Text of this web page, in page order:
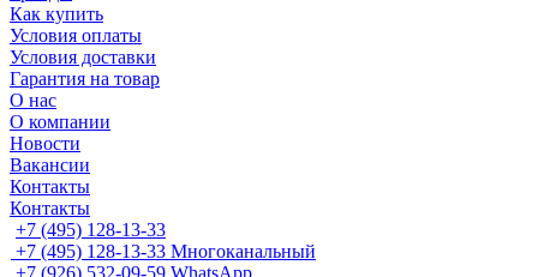
Как купить
Условия оплаты
Условия доставки
Гарантия на товар
О нас
О компании
Новости
Вакансии
Контакты
Контакты
+7 (495) 128-13-33
+7 (495) 128-13-33 Многоканальный
+7 (926) 532-09-59 WhatsApp